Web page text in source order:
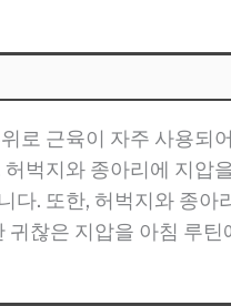
로 근육이 자주 사용되
벅지와 종아리에 지압
. 또한, 허벅지와 종
찮은 지압을 아침 루